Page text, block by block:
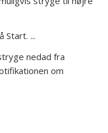
Start. ...
nedad fra
om